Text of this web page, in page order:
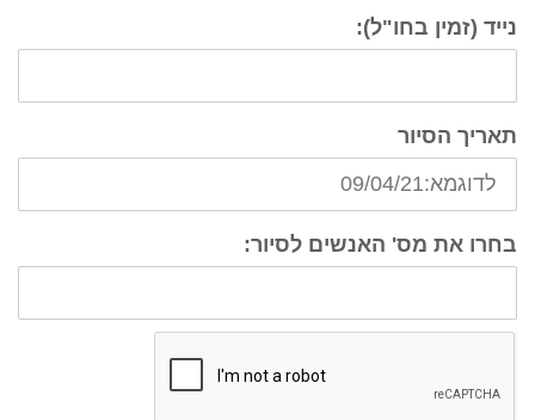
נייד (זמין בחו"ל):
תאריך הסיור
בחרו את מס' האנשים לסיור: